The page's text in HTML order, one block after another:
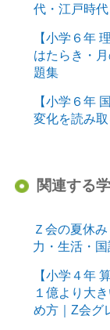
代・江戸時
【小学６年
はたらき・
題集
【小学６年
変化を読み
関連する
Ｚ会の夏休
力・生活・国
【小学４年
１億より大
め方｜Z会グ